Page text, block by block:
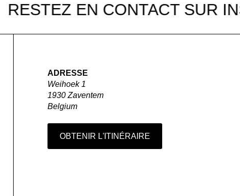
RESTEZ EN CONTACT SUR
ADRESSE
Weihoek 1
1930 Zaventem
Belgium
OBTENIR L'ITINÉRAIRE